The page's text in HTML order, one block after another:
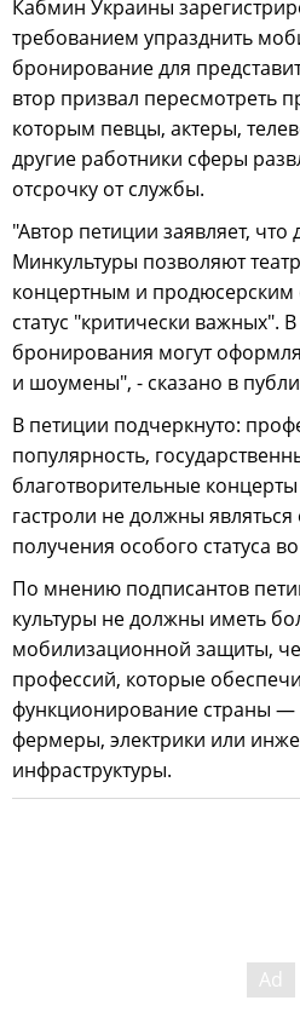
Кабмин Украины
требованием упразднить
бронирование для
втор призвал пересмотреть
которым певцы, актеры,
другие работники сферы
отсрочку от службы.
"Автор петиции заявляет,
Минкультуры позволяют
концертным и продюсерским
статус "критически важных". В
бронирования могут
и шоумены", - сказано в
В петиции подчеркнуто:
популярность,
благотворительные
гастроли не должны
получения особого статуса
По мнению подписантов
культуры не должны иметь
мобилизационной защиты,
профессий, которые
функционирование страны —
фермеры, электрики или
инфраструктуры.